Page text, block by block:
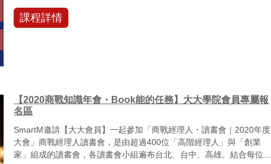
課程詳情
【2020商戰知識年會・Book能的任務】大大學院會員專屬報
名區
SmartM邀請【大大會員】一起參加「商戰經理人・讀書會｜2020年度
大會」商戰經理人讀書會，是由超過400位「高階經理人」與「創業
家」組成的讀書會，各讀書會小組遍布台北、台中、高雄。結合每位商